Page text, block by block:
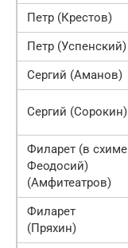
Петр (Крестов)
Петр (Успенский)
Сергий (Аманов)
Сергий (Сорокин)
Филарет (в схиме
Феодосий)
(Амфитеатров)
Филарет
(Пряхин)